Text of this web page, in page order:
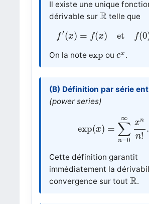
Il existe une unique
dérivable sur R
R telle que
f′(x) = f(x) et f(0
f = (x et )=1.
On la note exp
exp ou ex
ex.
(B) Définition par série
(power series)
exp(x) =
∞
∑
n=0
xn
n!
.
n= ∞
Cette définition garantit
immédiatement la
convergence sur tout R
R.